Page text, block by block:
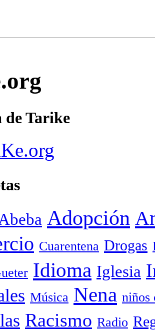
de Tarike
Adopción
Cuarentena Drogas
Idioma Iglesia
Música Nena niños
Racismo Radio